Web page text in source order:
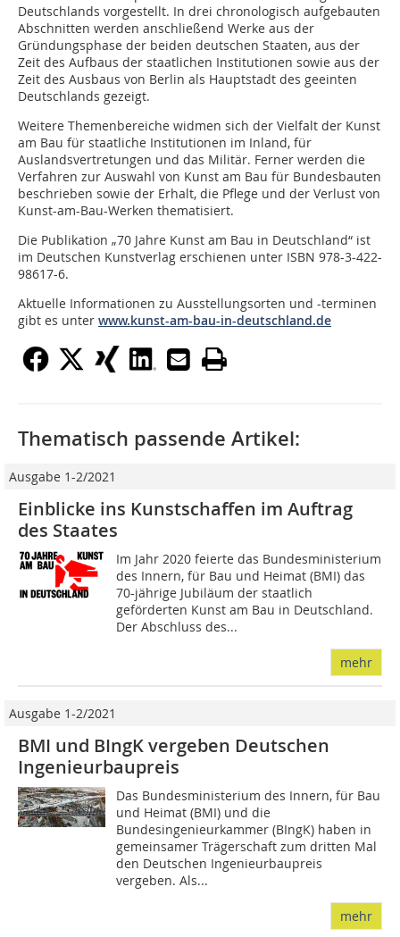
Deutschlands vorgestellt. In drei chronologisch aufgebauten
Abschnitten werden anschließend Werke aus der
Gründungsphase der beiden deutschen Staaten, aus der
Zeit des Aufbaus der staatlichen Institutionen sowie aus der
Zeit des Ausbaus von Berlin als Hauptstadt des geeinten
Deutschlands gezeigt.
Weitere Themenbereiche widmen sich der Vielfalt der Kunst
am Bau für staatliche Institutionen im Inland, für
Auslandsvertretungen und das Militär. Ferner werden die
Verfahren zur Auswahl von Kunst am Bau für Bundesbauten
beschrieben sowie der Erhalt, die Pflege und der Verlust von
Kunst-am-Bau-Werken thematisiert.
Die Publikation „70 Jahre Kunst am Bau in Deutschland“ ist
im Deutschen Kunstverlag erschienen unter ISBN 978-3-422-
98617-6.
Aktuelle Informationen zu Ausstellungsorten und -terminen
gibt es unter www.kunst-am-bau-in-deutschland.de
Thematisch passende Artikel:
Ausgabe 1-2/2021
Einblicke ins Kunstschaffen im Auftrag
des Staates
Im Jahr 2020 feierte das Bundesministerium
des Innern, für Bau und Heimat (BMI) das
70-jährige Jubiläum der staatlich
geförderten Kunst am Bau in Deutschland.
Der Abschluss des...
mehr
Ausgabe 1-2/2021
BMI und BIngK vergeben Deutschen
Ingenieurbaupreis
Das Bundesministerium des Innern, für Bau
und Heimat (BMI) und die
Bundesingenieurkammer (BIngK) haben in
gemeinsamer Trägerschaft zum dritten Mal
den Deutschen Ingenieurbaupreis
vergeben. Als...
mehr